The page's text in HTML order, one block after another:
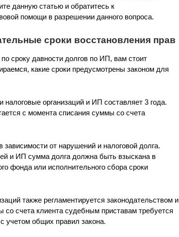
данную статью и обратитесь к
помощи в разрешении данного вопроса.
сроки восстановления прав
сроку давности долгов по ИП, вам стоит
какие сроки предусмотрены законом для
организаций и ИП составляет 3 года.
с момента списания суммы со счета
от нарушений и налоговой долга.
и ИП сумма долга должна быть взыскана в
фонда или исполнительного сбора сроки
также регламентируется законодательством и
счета клиента судебным приставам требуется
учетом общих правил закона.